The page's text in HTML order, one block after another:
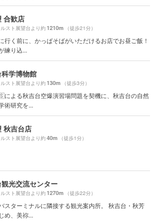
合歓店
スト展望台より約1210m （徒歩21分）
行く前に、かっぱそばがいただけるお店でお昼ご飯！
練り込...
学博物館
スト展望台より約130m （徒歩3分）
よる秋吉台空爆演習場問題を契機に、秋吉台の自然
術研究を...
秋吉台店
スト展望台より約40m （徒歩1分）
光交流センター
スト展望台より約1270m （徒歩22分）
スターミナルに隣接する観光案内所。 秋吉台・秋芳
め、美祢...